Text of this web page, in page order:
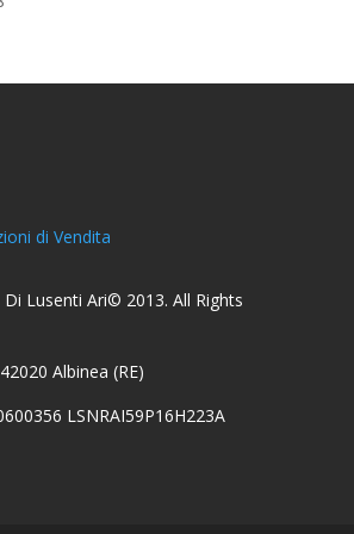
di Vendita
Lusenti Ari© 2013. All Rights
Albinea (RE)
LSNRAI59P16H223A